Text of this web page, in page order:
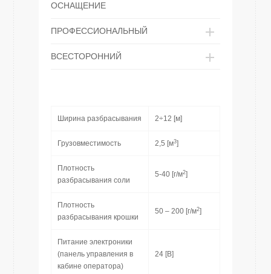
ОСНАЩЕНИЕ
ПРОФЕССИОНАЛЬНЫЙ
ВСЕСТОРОННИЙ
Ширина разбрасывания 2÷12 [м]
Грузовместимость 2,5 [м3]
Плотность
разбрасывания соли
5-40 [г/м2]
Плотность
разбрасывания крошки
50 – 200 [г/м2]
Питание электроники
(панель управления в
кабине оператора)
24 [В]